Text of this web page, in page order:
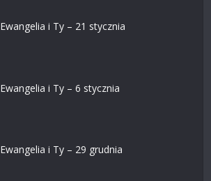
Ewangelia i Ty – 21 stycznia
Ewangelia i Ty – 6 stycznia
Ewangelia i Ty – 29 grudnia